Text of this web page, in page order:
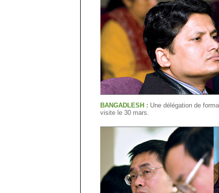
BANGADLESH : Une délégation de
visite le 30 mars.